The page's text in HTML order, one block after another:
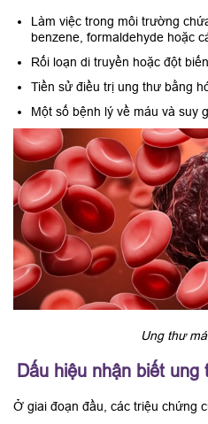
Làm việc trong môi trường
benzene, formaldehyde hoặc
Rối loạn di truyền hoặc đột biến
Tiền sử điều trị ung thư bằng
Một số bệnh lý về máu và suy
Ung thư
Dấu hiệu nhận biết ung
Ở giai đoạn đầu, các triệu chứng